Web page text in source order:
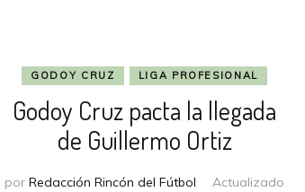
GODOY CRUZ LIGA PROFESIONAL
Godoy Cruz pacta la llegada
de Guillermo Ortiz
porRedacción Rincón del Fútbol
Actualizado